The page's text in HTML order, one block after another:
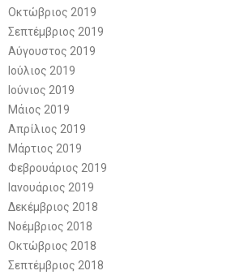
Οκτώβριος 2019
Σεπτέμβριος 2019
Αύγουστος 2019
Ιούλιος 2019
Ιούνιος 2019
Μάιος 2019
Απρίλιος 2019
Μάρτιος 2019
Φεβρουάριος 2019
Ιανουάριος 2019
Δεκέμβριος 2018
Νοέμβριος 2018
Οκτώβριος 2018
Σεπτέμβριος 2018